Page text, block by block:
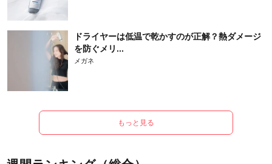
ドライヤーは低温で乾かすのが正解？熱ダメージ
を防ぐメリ...
メガネ
もっと見る